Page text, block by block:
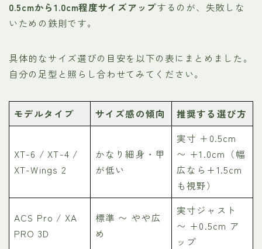
0.5cmから1.0cm程度サイズアップするのが、失敗しな
いための鉄則です。
具体的なサイズ選びの目安を以下の表にまとめました。
自分の足型と照らし合わせてみてください。
モデルタイプ サイズ感の傾向 推奨する選び方
XT-6 / XT-4 /
XT-Wings 2
かなり細身・甲
が低い
実寸 +0.5cm
〜 +1.0cm（幅
広なら+1.5cm
も視野）
ACS Pro / XA
PRO 3D
標準 〜 やや広
め
実寸ジャスト
〜 +0.5cm ア
ップ